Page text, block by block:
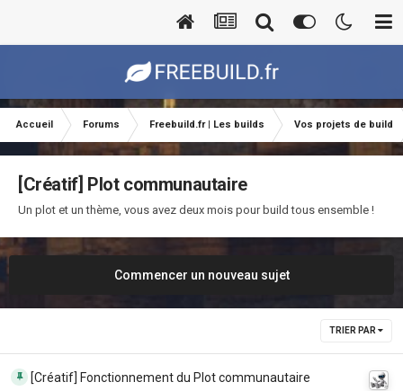
Accueil Forums Freebuild.fr | Les builds Vos projets de build
[Créatif] Plot communautaire
Un plot et un thème, vous avez deux mois pour build tous ensemble !
Commencer un nouveau sujet
TRIER PAR
[Créatif] Fonctionnement du Plot communautaire